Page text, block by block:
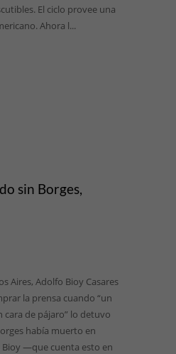
El ciclo provee una
Ahora l...
sin Borges,
Aires, Adolfo Bioy Casares
la prensa cuando “un
de pájaro” lo detuvo
había muerto en
Bioy —que cuenta esto en